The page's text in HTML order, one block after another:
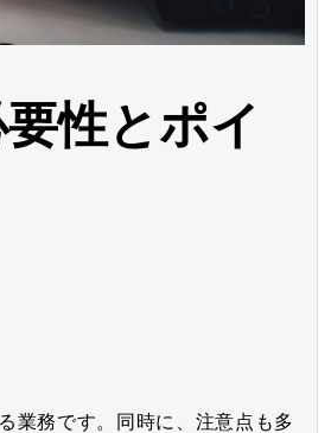
性とポイ
業務です。同時に、注意点も多